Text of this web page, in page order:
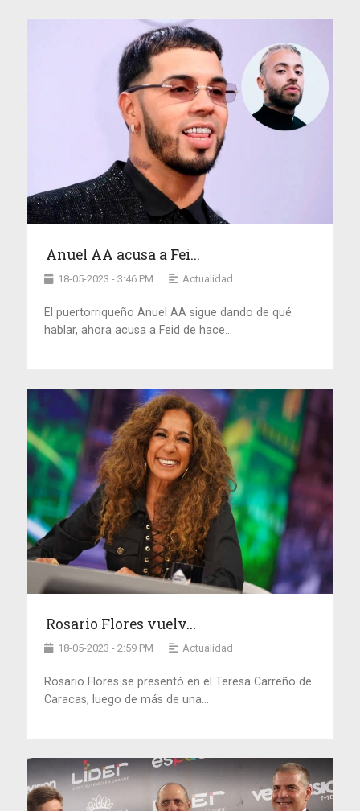
Anuel AA acusa a Fei...
18-05-2023 - 3:46 PM Actualidad
El puertorriqueño Anuel AA sigue dando de qué
hablar, ahora acusa a Feid de hace...
Rosario Flores vuelv...
18-05-2023 - 2:59 PM Actualidad
Rosario Flores se presentó en el Teresa Carreño de
Caracas, luego de más de una...